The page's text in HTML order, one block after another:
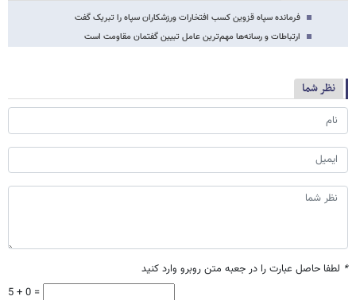
فرمانده سپاه قزوین کسب افتخارات ورزشکاران سپاه را تبریک گفت
ارتباطات و رسانه‌ها مهم‌ترین عامل تبیین گفتمان مقاومت است
نظر شما
* لطفا حاصل عبارت را در جعبه متن روبرو وارد کنید
5 + 0 =